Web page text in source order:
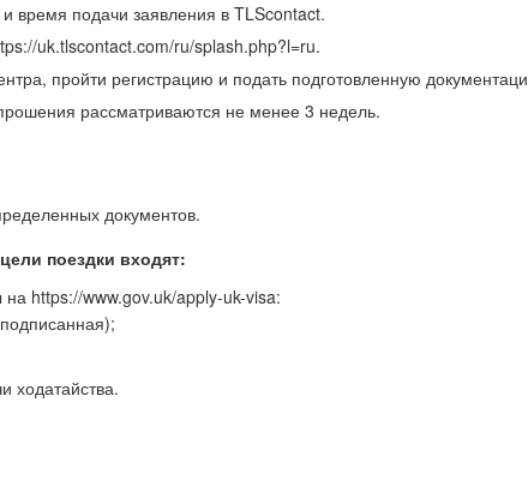
время подачи заявления в TLScontact.
uk.tlscontact.com/ru/splash.php?l=ru.
пройти регистрацию и подать подготовленную
рассматриваются не менее 3 недель.
документов.
поездки входят:
https://www.gov.uk/apply-uk-visa:
ходатайства.